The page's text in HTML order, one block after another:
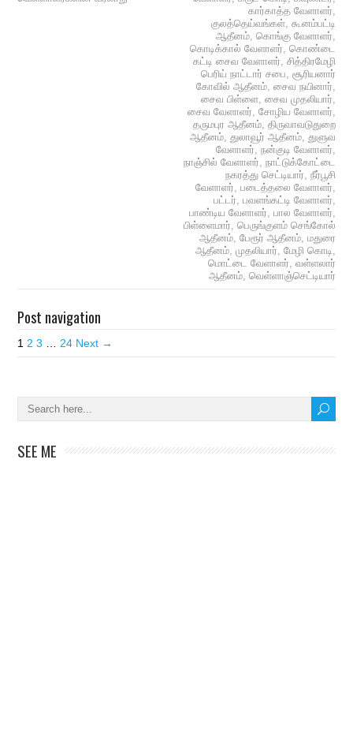
கார்காத்த வேளாளர்,
குலத்தெய்வங்கள், கூனம்பட்டி
ஆதீனம், கொங்கு வேளாளர்,
கொடிக்கால் வேளாளர், கொண்டை
கட்டி சைவ வேளாளர், சித்திரமேழி
பெரிய் நாட்டார் சபை, சூரியனார்
கோவில் ஆதீனம், சைவ நயினார்,
சைவ பிள்ளை, சைவ முதலியார்,
சைவ வேளாளர், சோழிய வேளாளர்,
தருமபுர ஆதீனம், திருவாவடுதுறை
ஆதீனம், துலாவூர் ஆதீனம், துளுவ
வேளாளர், நன்குடி வேளாளர்,
நாஞ்சில் வேளாளர், நாட்டுக்கோட்டை
நகரத்து செட்டியார், நீர்பூசி
வேளாளர், படைத்தலை வேளாளர்,
பட்டர், பவளங்கட்டி வேளாளர்,
பாண்டிய வேளாளர், பால வேளாளர்,
பிள்ளைமார், பெருங்குளம் செங்கோல்
ஆதீனம், பேரூர் ஆதீனம், மதுரை
ஆதீனம், முதலியார், மேழி கொடி,
மொட்டை வேளாளர், வள்ளலார்
ஆதீனம், வெள்ளாஞ்செட்டியார்
Post navigation
1 2 3 … 24 Next →
SEE ME